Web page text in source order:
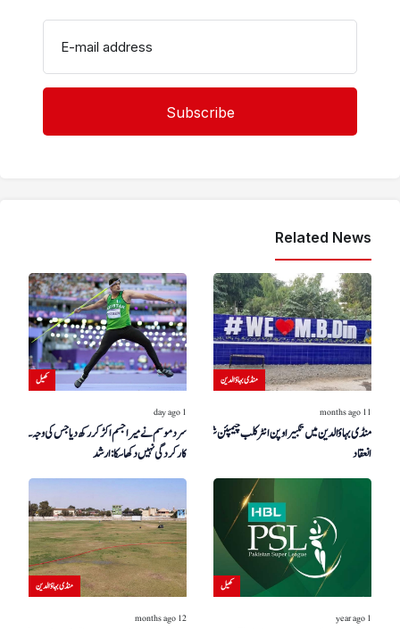
E-mail address
Related News
کھیل
1 day ago
سرد موسم نے میرا جسم اکڑ کر رکھ دیا جس کی وجہ سے
کارکردگی نہیں دکھا سکا: ارشد
منڈی بہاؤالدین
11 months ago
منڈی بہاؤالدین میں تکبیر اوپن انٹر کلب چیمپئن شپ کا
انعقاد
منڈی بہاؤالدین
12 months ago
کھیل
1 year ago